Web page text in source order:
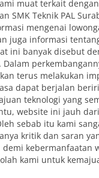
muat terkait
SMK Teknik PAL
mengenai
juga informasi
ini banyak disebut
Dalam
terus melakukan
dapat berjalan
teknologi yang
website ini jauh
sebab itu kami
kritik dan saran
demi kebermanfaatan
kami untuk